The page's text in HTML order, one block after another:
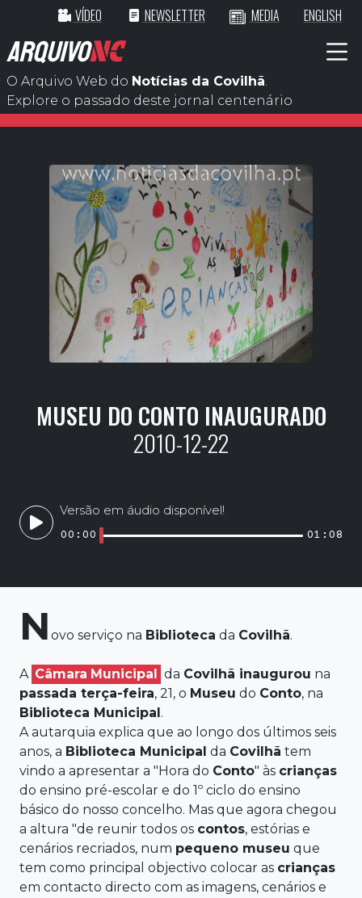
VÍDEO NEWSLETTER MEDIA ENGLISH
ARQUIVONC
O Arquivo Web do Notícias da Covilhã.
Explore o passado deste jornal centenário
MUSEU DO CONTO INAUGURADO
2010-12-22
Versão em áudio disponível!
00:00 01:08
N ovo serviço na Biblioteca da Covilhã.
A Câmara Municipal da Covilhã inaugurou na
passada terça-feira, 21, o Museu do Conto, na
Biblioteca Municipal.
A autarquia explica que ao longo dos últimos seis
anos, a Biblioteca Municipal da Covilhã tem
vindo a apresentar a "Hora do Conto" às crianças
do ensino pré-escolar e do 1º ciclo do ensino
básico do nosso concelho. Mas que agora chegou
a altura "de reunir todos os contos, estórias e
cenários recriados, num pequeno museu que
tem como principal objectivo colocar as crianças
em contacto directo com as imagens, cenários e